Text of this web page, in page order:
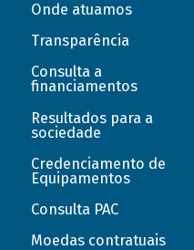
Onde atuamos
Transparência
Consulta a
financiamentos
Resultados para a
sociedade
Credenciamento de
Equipamentos
Consulta PAC
Moedas contratuais